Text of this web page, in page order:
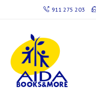
911 275 203